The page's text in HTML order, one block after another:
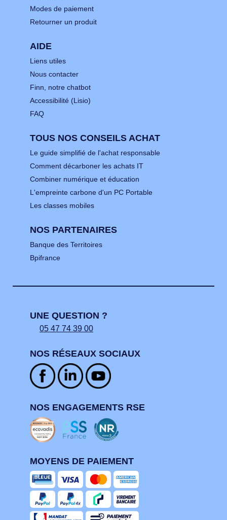
Modes de paiement
Retourner un produit
AIDE
Liens utiles
Nous contacter
Finn, notre chatbot
Accessibilité (Lisio)
FAQ
TOUS NOS CONSEILS ACHAT
Le guide simplifié de l'achat responsable
Comment décarboner les achats IT
Combiner numérique et éducation
L'empreinte carbone d'un PC Portable
Les classes mobiles
NOS PARTENAIRES
Banque des Territoires
Bpifrance
UNE QUESTION ?
05 47 74 39 00
NOS RÉSEAUX SOCIAUX
NOS ENGAGEMENTS RSE
MOYENS DE PAIEMENT